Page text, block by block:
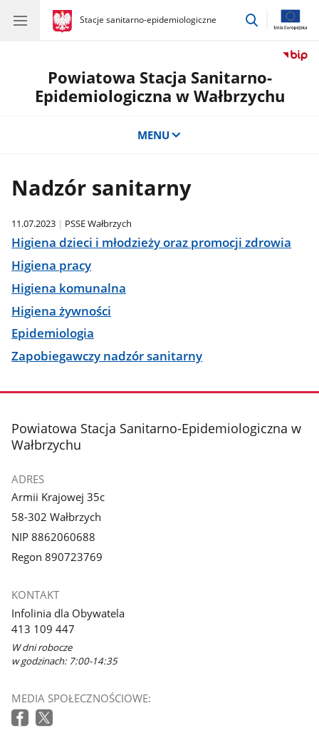
gov.pl
Stacje sanitarno-epidemiologiczne
gov.pl
Stacje
przejdź
Powiatowa Stacja Sanitarno-
Epidemiologiczna w Wałbrzychu
MENU
Nadzór sanitarny
11.07.2023 PSSE Wałbrzych
Higiena dzieci i młodzieży oraz promocji zdrowia
Higiena pracy
Higiena komunalna
Higiena żywności
Epidemiologia
Zapobiegawczy nadzór sanitarny
stopka
Powiatowa Stacja Sanitarno-Epidemiologiczna w
Wałbrzychu
ADRES
Armii Krajowej 35c
58-302 Wałbrzych
NIP 8862060688
Regon 890723769
KONTAKT
Infolinia dla Obywatela
413 109 447
W dni robocze
w godzinach: 7:00-14:35
MEDIA SPOŁECZNOŚCIOWE: